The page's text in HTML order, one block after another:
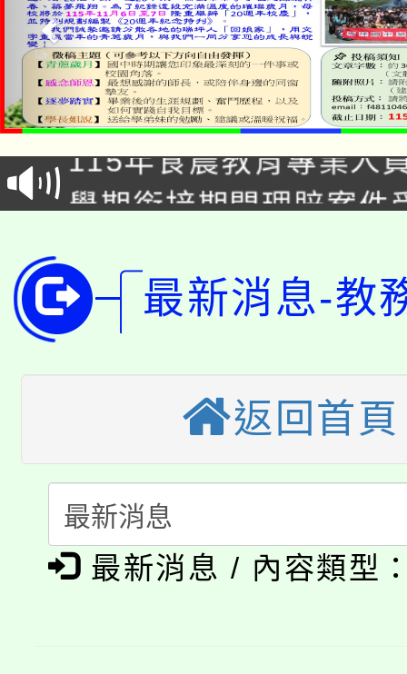
淨零綠生活教案入校路
會
程
學期銜接期間理賠案件
版
公告本校115學年度第
代理(課)教師甄選結果(
「2026金融保險知識
車」活動
桃園市115學年度學生
生本土語及新住民語歌
公告本校115學年度第
代理(課)教師甄選結果(
公告本校115學年度第
代理(課)教師甄選結果(
轉知中國文化大學推廣
《TA101》溝通分析基
淨零綠生活教案入校路
最新消息-教
返回首頁
最新消息 / 內容類型